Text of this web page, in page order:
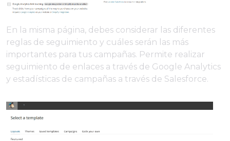
En la misma página, debes considerar las diferentes
reglas de seguimiento y cuáles serán las más
importantes para tus campañas. Permite realizar
seguimiento de enlaces a través de Google Analytics
y estadísticas de campañas a través de Salesforce.